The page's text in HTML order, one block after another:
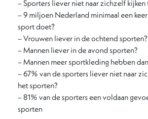
– Sporters liever niet naar zichzelf
– 9 miljoen Nederland minimaal een
sport doet?
– Vrouwen liever in de ochtend sporten?
– Mannen liever in de avond sporten?
– Mannen meer sportkleding hebben
– 67% van de sporters liever niet naar
het sporten?
– 81% van de sporters een voldaan
sporten